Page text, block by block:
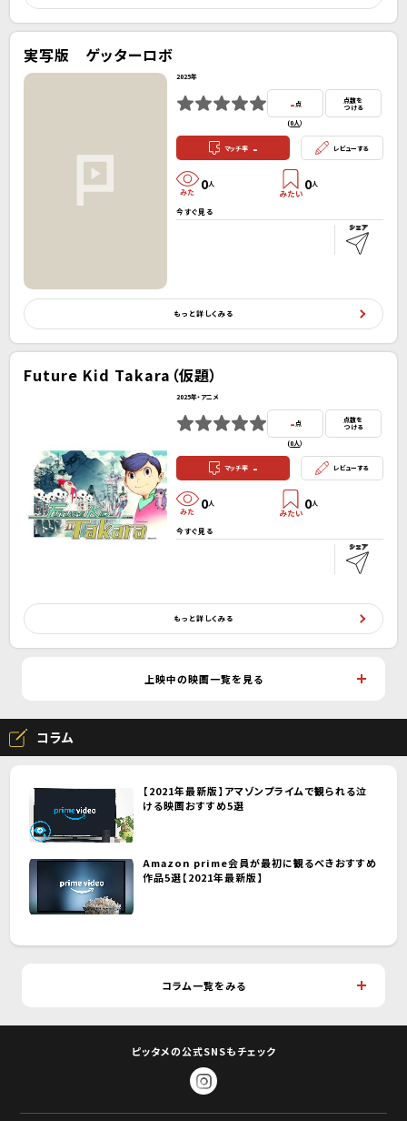
実写版 ゲッターロボ
2025年
- 点
(0人）
点数を
つける
マッチ率 - レビューする
0人 0人
今すぐ見る
もっと詳しくみる
Future Kid Takara（仮題）
2025年・アニメ
-点
(0人）
点数を
つける
マッチ率 - レビューする
0人 0人
今すぐ見る
もっと詳しくみる
上映中の映画一覧を見る
コラム
【2021年最新版】アマゾンプライムで観られる泣
ける映画おすすめ5選
Amazon prime会員が最初に観るべきおすすめ
作品5選【2021年最新版】
コラム一覧をみる
ピッタメの公式SNSもチェック